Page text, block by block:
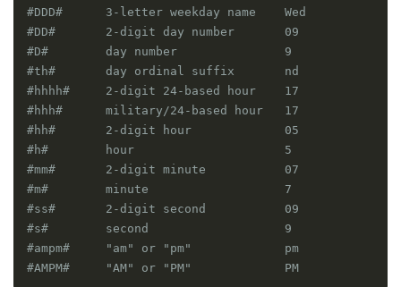
#DDD#      3-letter weekday name    Wed
#DD#       2-digit day number       09
#D#        day number               9
#th#       day ordinal suffix       nd
#hhhh#     2-digit 24-based hour    17
#hhh#      military/24-based hour   17
#hh#       2-digit hour             05
#h#        hour                     5
#mm#       2-digit minute           07
#m#        minute                   7
#ss#       2-digit second           09
#s#        second                   9
#ampm#     "am" or "pm"             pm
#AMPM#     "AM" or "PM"             PM